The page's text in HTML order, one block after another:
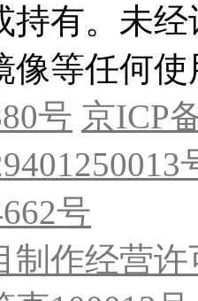
持有。未
像等任何使
号 京ICP
号
制作经营